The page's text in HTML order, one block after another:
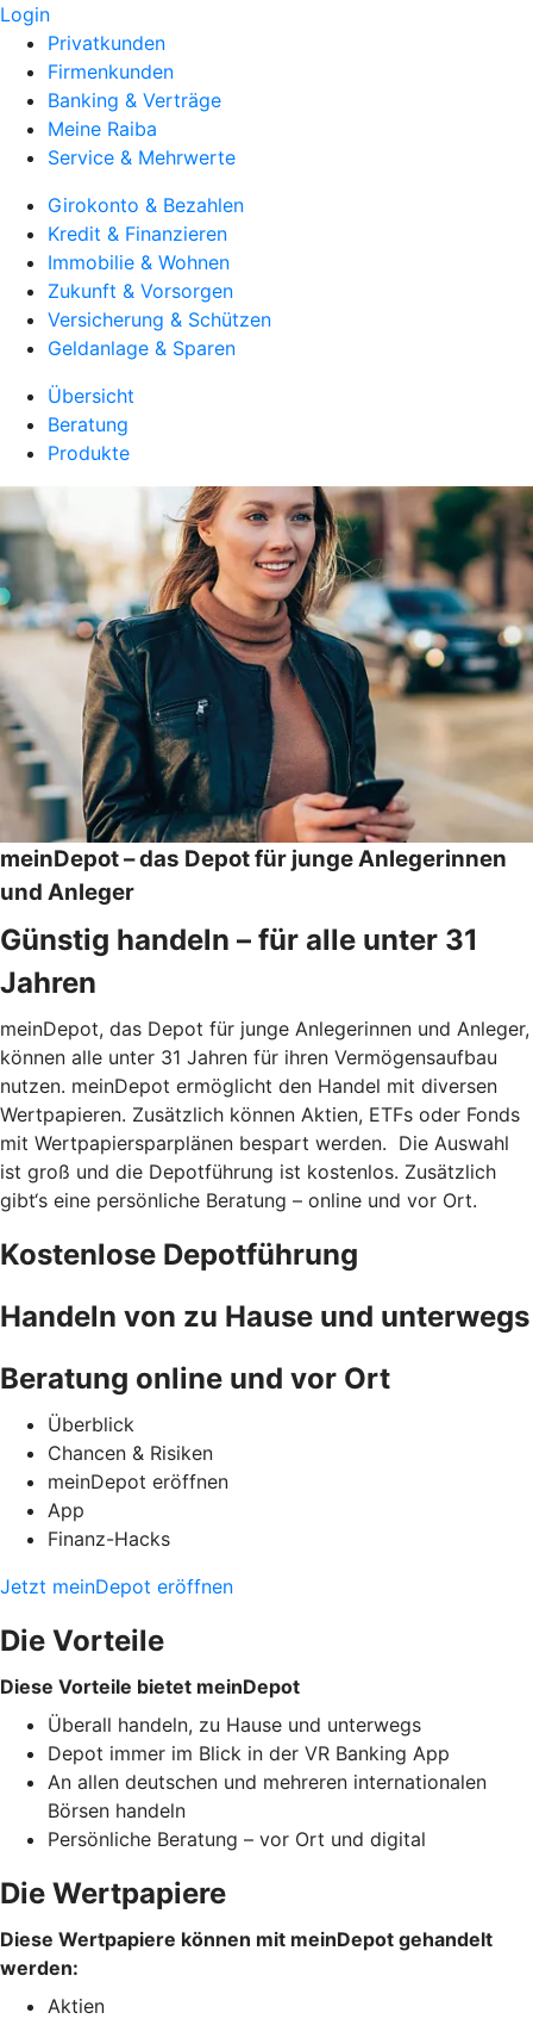
Login
Privatkunden
Firmenkunden
Banking & Verträge
Meine Raiba
Service & Mehrwerte
Girokonto & Bezahlen
Kredit & Finanzieren
Immobilie & Wohnen
Zukunft & Vorsorgen
Versicherung & Schützen
Geldanlage & Sparen
Übersicht
Beratung
Produkte
meinDepot – das Depot für junge Anlegerinnen
und Anleger
Günstig handeln – für alle unter 31
Jahren
meinDepot, das Depot für junge Anlegerinnen und Anleger,
können alle unter 31 Jahren für ihren Vermögensaufbau
nutzen. meinDepot ermöglicht den Handel mit diversen
Wertpapieren. Zusätzlich können Aktien, ETFs oder Fonds
mit Wertpapiersparplänen bespart werden. Die Auswahl
ist groß und die Depotführung ist kostenlos. Zusätzlich
gibt‘s eine persönliche Beratung – online und vor Ort.
Kostenlose Depotführung
Handeln von zu Hause und unterwegs
Beratung online und vor Ort
Überblick
Chancen & Risiken
meinDepot eröffnen
App
Finanz-Hacks
Jetzt meinDepot eröffnen
Die Vorteile
Diese Vorteile bietet meinDepot
Überall handeln, zu Hause und unterwegs
Depot immer im Blick in der VR Banking App
An allen deutschen und mehreren internationalen
Börsen handeln
Persönliche Beratung – vor Ort und digital
Die Wertpapiere
Diese Wertpapiere können mit meinDepot gehandelt
werden:
Aktien